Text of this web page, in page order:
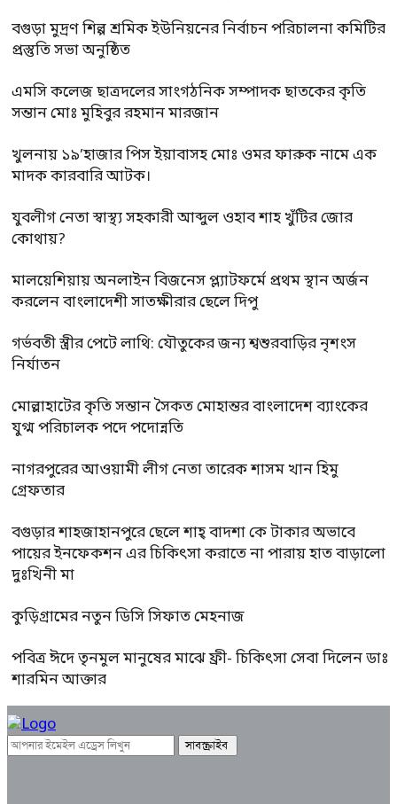
বগুড়া মুদ্রণ শিল্প শ্রমিক ইউনিয়নের নির্বাচন পরিচালনা কমিটির
প্রস্তুতি সভা অনুষ্ঠিত
এমসি কলেজ ছাত্রদলের সাংগঠনিক সম্পাদক ছাতকের কৃতি
সন্তান মোঃ মুহিবুর রহমান মারজান
খুলনায় ১৯’হাজার পিস ইয়াবাসহ মোঃ ওমর ফারুক নামে এক
মাদক কারবারি আটক।
যুবলীগ নেতা স্বাস্থ্য সহকারী আব্দুল ওহাব শাহ খুঁটির জোর
কোথায়?
মালয়েশিয়ায় অনলাইন বিজনেস প্ল্যাটফর্মে প্রথম স্থান অর্জন
করলেন বাংলাদেশী সাতক্ষীরার ছেলে দিপু
গর্ভবতী স্ত্রীর পেটে লাথি: যৌতুকের জন্য শ্বশুরবাড়ির নৃশংস
নির্যাতন
মোল্লাহাটের কৃতি সন্তান সৈকত মোহান্তর বাংলাদেশ ব্যাংকের
যুগ্ম পরিচালক পদে পদোন্নতি
নাগরপুরের আওয়ামী লীগ নেতা তারেক শাসম খান হিমু
গ্রেফতার
বগুড়ার শাহজাহানপুরে ছেলে শাহ্ বাদশা কে টাকার অভাবে
পায়ের ইনফেকশন এর চিকিৎসা করাতে না পারায় হাত বাড়ালো
দুঃখিনী মা
কুড়িগ্রামের নতুন ডিসি সিফাত মেহনাজ
পবিত্র ঈদে তৃনমুল মানুষের মাঝে ফ্রী- চিকিৎসা সেবা দিলেন ডাঃ
শারমিন আক্তার